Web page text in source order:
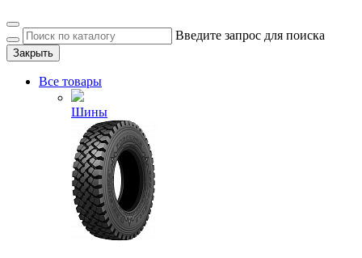
Введите запрос для поиска
Закрыть
Все товары
Шины